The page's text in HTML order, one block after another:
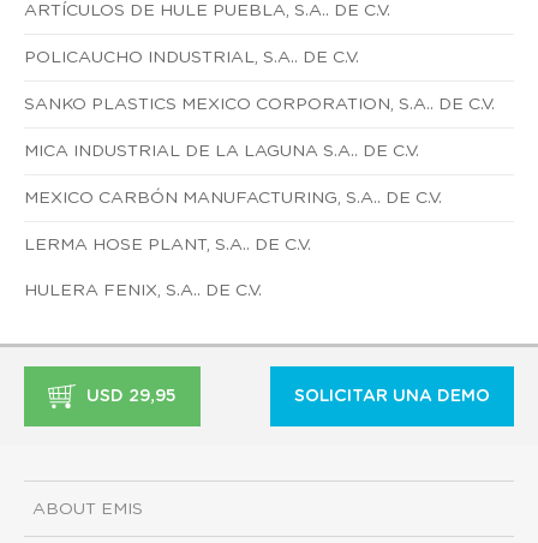
ARTÍCULOS DE HULE PUEBLA, S.A.. DE C.V.
POLICAUCHO INDUSTRIAL, S.A.. DE C.V.
SANKO PLASTICS MEXICO CORPORATION, S.A.. DE C.V.
MICA INDUSTRIAL DE LA LAGUNA S.A.. DE C.V.
MEXICO CARBÓN MANUFACTURING, S.A.. DE C.V.
LERMA HOSE PLANT, S.A.. DE C.V.
HULERA FENIX, S.A.. DE C.V.
USD 29,95 SOLICITAR UNA DEMO
ABOUT EMIS